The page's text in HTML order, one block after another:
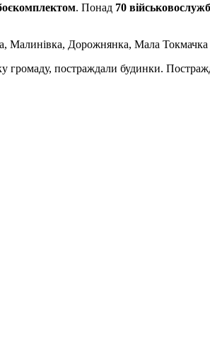
. Понад 70
Малинівка, Дорожнянка, Мала Токмачка
громаду, постраждали будинки.